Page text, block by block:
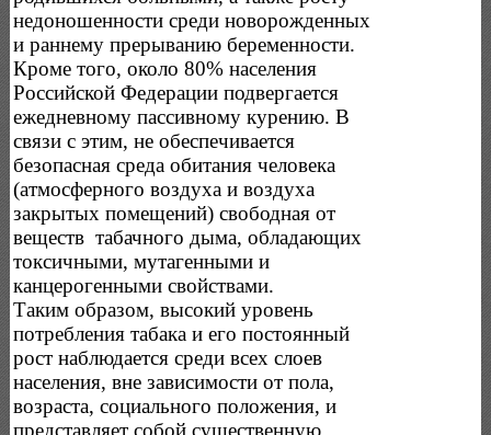
недоношенности среди новорожденных
и раннему прерыванию беременности.
Кроме того, около 80% населения
Российской Федерации подвергается
ежедневному пассивному курению. В
связи с этим, не обеспечивается
безопасная среда обитания человека
(атмосферного воздуха и воздуха
закрытых помещений) свободная от
веществ табачного дыма, обладающих
токсичными, мутагенными и
канцерогенными свойствами.
Таким образом, высокий уровень
потребления табака и его постоянный
рост наблюдается среди всех слоев
населения, вне зависимости от пола,
возраста, социального положения, и
представляет собой существенную